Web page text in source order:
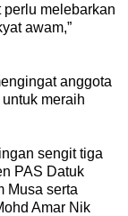
melebarkan
awam,”
anggota
meraih
sengit tiga
PAS Datuk
Musa serta
Amar Nik